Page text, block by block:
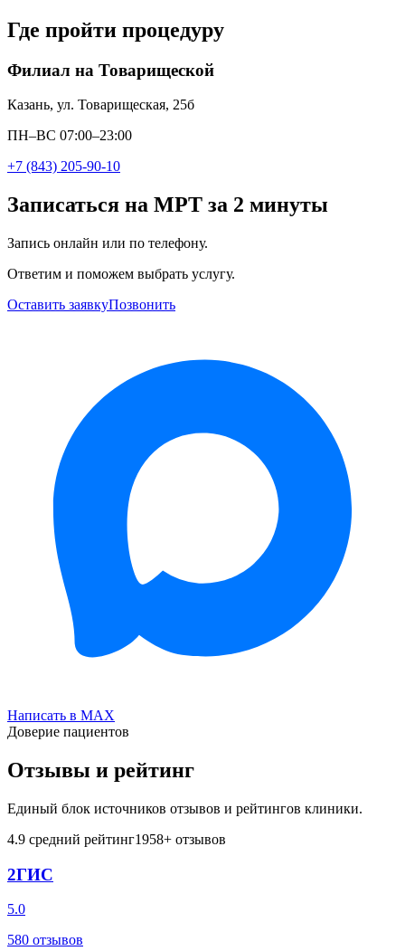
Где пройти процедуру
Филиал на Товарищеской
Казань, ул. Товарищеская, 25б
ПН–ВС 07:00–23:00
+7 (843) 205-90-10
Записаться на МРТ за 2 минуты
Запись онлайн или по телефону.
Ответим и поможем выбрать услугу.
Оставить заявкуПозвонить
Написать в MAX
Доверие пациентов
Отзывы и рейтинг
Единый блок источников отзывов и рейтингов клиники.
4.9 средний рейтинг1958+ отзывов
2ГИС
5.0
580 отзывов